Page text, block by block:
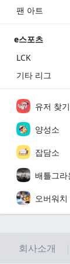
팬 아트
e스포츠
LCK
기타 리그
유저 찾기
양성소
잡담소
배틀그라
오버워치
회사소개